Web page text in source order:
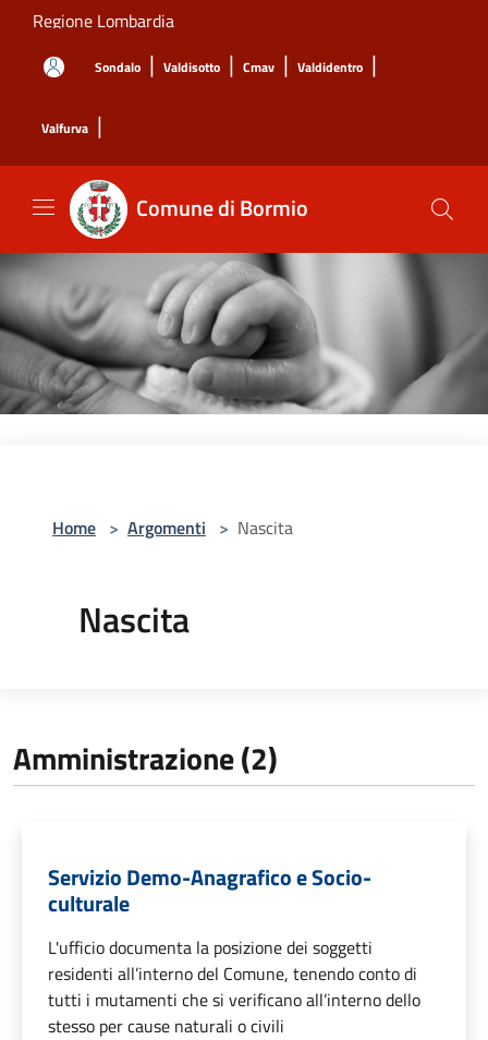
Salta al contenuto principale
Regione Lombardia
Sondalo | Valdisotto | Cmav | Valdidentro |
Valfurva |
Comune di Bormio
Home > Argomenti > Nascita
Nascita
Amministrazione (2)
Servizio Demo-Anagrafico e Socio-
culturale
L'ufficio documenta la posizione dei soggetti
residenti all’interno del Comune, tenendo conto di
tutti i mutamenti che si verificano all’interno dello
stesso per cause naturali o civili